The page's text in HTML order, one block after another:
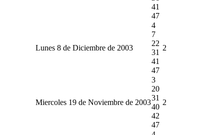
41
47
Lunes 8 de Diciembre de 2003
4
7
22
31
41
47
2
Miercoles 19 de Noviembre de 2003
3
20
31
40
42
47
2